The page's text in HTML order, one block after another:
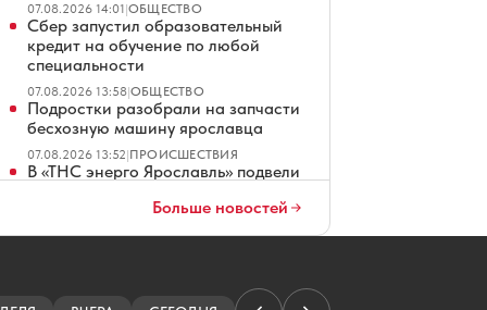
07.08.2026 14:01|ОБЩЕСТВО
Сбер запустил образовательный
кредит на обучение по любой
специальности
07.08.2026 13:58|ОБЩЕСТВО
Подростки разобрали на запчасти
бесхозную машину ярославца
07.08.2026 13:52|ПРОИСШЕСТВИЯ
В «ТНС энерго Ярославль» подвели
НОВОСТИ КОМПАНИЙ
Жена Александра Радулова
Больше новостей